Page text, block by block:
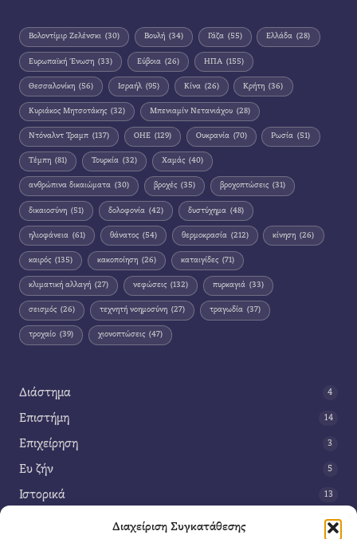
Διαχείριση Συγκατάθεσης
Βολοντίμιρ Ζελένσκι (30) Βουλή (34) Γάζα (55) Ελλάδα (28)
Ευρωπαϊκή Ένωση (33) Εύβοια (26) ΗΠΑ (155)
Θεσσαλονίκη (56) Ισραήλ (95) Κίνα (26) Κρήτη (36)
Κυριάκος Μητσοτάκης (32) Μπενιαμίν Νετανιάχου (28)
Ντόναλντ Τραμπ (137) ΟΗΕ (129) Ουκρανία (70) Ρωσία (51)
Τέμπη (81) Τουρκία (32) Χαμάς (40)
ανθρώπινα δικαιώματα (30) βροχές (35) βροχοπτώσεις (31)
δικαιοσύνη (51) δολοφονία (42) δυστύχημα (48)
ηλιοφάνεια (61) θάνατος (54) θερμοκρασία (212) κίνηση (26)
καιρός (135) κακοποίηση (26) καταιγίδες (71)
κλιματική αλλαγή (27) νεφώσεις (132) πυρκαγιά (33)
σεισμός (26) τεχνητή νοημοσύνη (27) τραγωδία (37)
τροχαίο (39) χιονοπτώσεις (47)
Διάστημα 4
Επιστήμη 14
Επιχείρηση 3
Ευ ζήν 5
Ιστορικά 13
42